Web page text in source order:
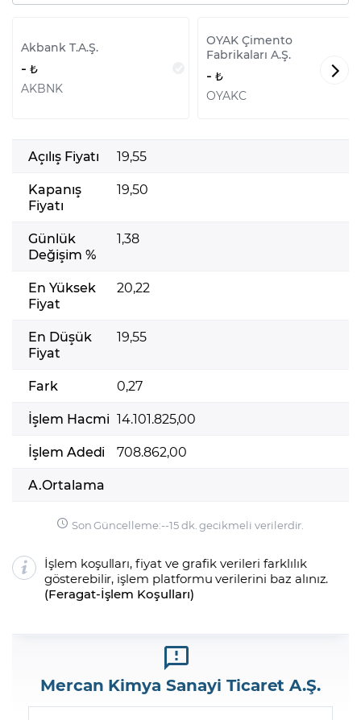
Akbank T.A.Ş.
-
AKBNK
OYAK Çimento
Fabrikaları A.Ş.
-
OYAKC
Açılış Fiyatı
19,55
Kapanış
Fiyatı
19,50
Günlük
Değişim %
1,38
En Yüksek
Fiyat
20,22
En Düşük
Fiyat
19,55
Fark
0,27
İşlem Hacmi 14.101.825,00
İşlem Adedi
708.862,00
A.Ortalama
Son Güncelleme:--15 dk. gecikmeli verilerdir.
İşlem koşulları, fiyat ve grafik verileri farklılık
gösterebilir, işlem platformu verilerini baz alınız.
(Feragat-İşlem Koşulları)
Mercan Kimya Sanayi Ticaret A.Ş.